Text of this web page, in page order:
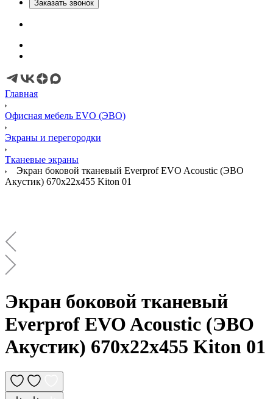
Заказать звонок
Главная
Офисная мебель EVO (ЭВО)
Экраны и перегородки
Тканевые экраны
Экран боковой тканевый Everprof EVO Acoustic (ЭВО
Акустик) 670х22x455 Kiton 01
Экран боковой тканевый
Everprof EVO Acoustic (ЭВО
Акустик) 670х22x455 Kiton 01